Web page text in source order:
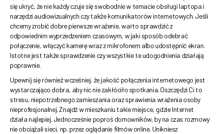
się ukryć, że nie każdy czuje się swobodnie w temacie obsługi laptopa i
narzędzi audiowizualnych czy także komunikatorów internetowych. Jeśli
chcemy zrobić dobre pierwsze wrażenie, warto sprawdzić z
odpowiednim wyprzedzeniem czasowym, w jaki sposób odebrać
połączenie, włączyć kamerę wraz z mikrofonem albo udostępnić ekran.
Istotne jest także sprawdzenie czy wszystkie te udogodnienia działają
poprawnie.
Upewnij się również wcześniej, że jakość połączenia internetowego jest
wystarczająco dobra, aby nic nie zakłóciło spotkania. Oszczędzi Ci to
stresu, niepotrzebnego zamieszania oraz sprawienia wrażenia osoby
nieprofesjonalnej. Znajdź w mieszkaniu takie miejsce, gdzie Internet
działa najlepiej. Jednocześnie poproś domowników, by na czas rozmowy
nie obciążali sieci, np. przez oglądanie filmów online. Unikniesz